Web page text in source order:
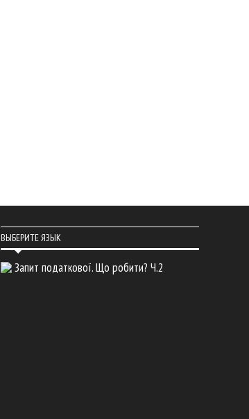
ВЫБЕРИТЕ ЯЗЫК
Запит податкової. Що робити? Ч.2